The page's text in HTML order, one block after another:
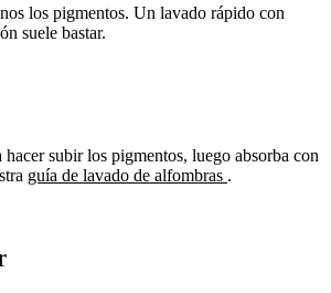
los pigmentos. Un lavado rápido con
suele bastar.
hacer subir los pigmentos, luego absorba con
guía de lavado de alfombras .